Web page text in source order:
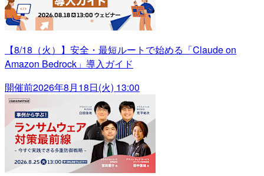
【8/18（火）】安全・最短ルートで始める「Claude on
Amazon Bedrock」導入ガイド
開催前2026年8月18日(火) 13:00